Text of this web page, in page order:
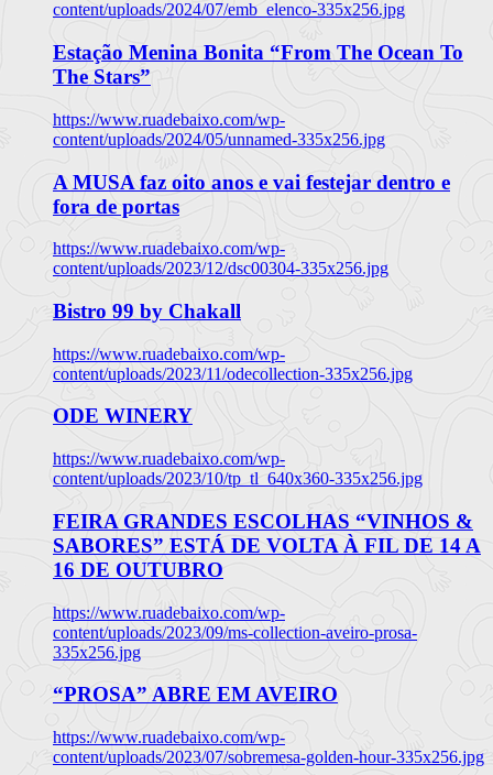
content/uploads/2024/07/emb_elenco-335x256.jpg
Estação Menina Bonita “From The Ocean To
The Stars”
https://www.ruadebaixo.com/wp-
content/uploads/2024/05/unnamed-335x256.jpg
A MUSA faz oito anos e vai festejar dentro e
fora de portas
https://www.ruadebaixo.com/wp-
content/uploads/2023/12/dsc00304-335x256.jpg
Bistro 99 by Chakall
https://www.ruadebaixo.com/wp-
content/uploads/2023/11/odecollection-335x256.jpg
ODE WINERY
https://www.ruadebaixo.com/wp-
content/uploads/2023/10/tp_tl_640x360-335x256.jpg
FEIRA GRANDES ESCOLHAS “VINHOS &
SABORES” ESTÁ DE VOLTA À FIL DE 14 A
16 DE OUTUBRO
https://www.ruadebaixo.com/wp-
content/uploads/2023/09/ms-collection-aveiro-prosa-
335x256.jpg
“PROSA” ABRE EM AVEIRO
https://www.ruadebaixo.com/wp-
content/uploads/2023/07/sobremesa-golden-hour-335x256.jpg